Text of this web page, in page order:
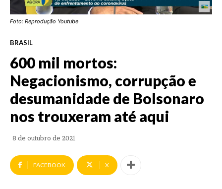
Foto: Reprodução Youtube
BRASIL
600 mil mortos:
Negacionismo, corrupção e
desumanidade de Bolsonaro
nos trouxeram até aqui
8 de outubro de 2021
FACEBOOK X